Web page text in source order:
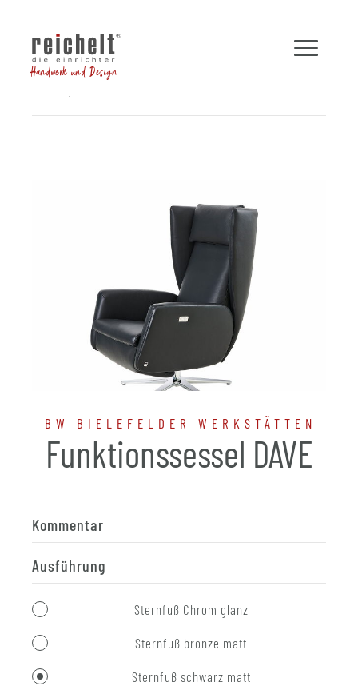
Handwerk und Design
BW BIELEFELDER WERKSTÄTTEN
Funktionssessel DAVE
Kommentar
Ausführung
Sternfuß Chrom glanz
Sternfuß bronze matt
Sternfuß schwarz matt